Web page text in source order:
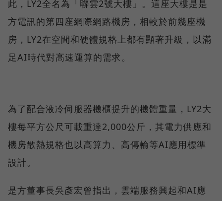
此，LY2全名為「聯雲2號大樓」。這座大樓是是
方電訊的第四座網際網路機房，相較於前幾座機
房，LY2在空間和硬體規格上都有顯著升級，以滿
足AI時代對高速運算的需求。
為了配合液冷伺服器機櫃提升的機體重量，LY2大
樓每平方公尺可載重達2,000公斤，其電力供應和
機房散熱規格也以高算力、高傳輸等AI應用標準
設計。
是方董事長吳彥宏曾指出，雲端服務興起和AI應